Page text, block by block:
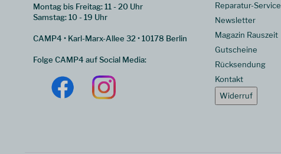
Montag bis Freitag: 11 - 20 Uhr
Samstag: 10 - 19 Uhr
CAMP4 • Karl-Marx-Allee 32 • 10178 Berlin
Folge CAMP4 auf Social Media:
Reparatur-Service
Newsletter
Magazin Rauszeit
Gutscheine
Rücksendung
Kontakt
Widerruf